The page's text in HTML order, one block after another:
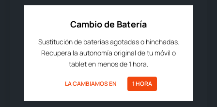
Cambio de Batería
Sustitución de baterías agotadas o hinchadas.
Recupera la autonomía original de tu móvil o
tablet en menos de 1 hora.
LA CAMBIAMOS EN 1 HORA